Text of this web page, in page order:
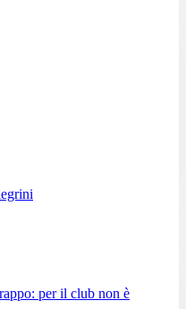
per il club non è